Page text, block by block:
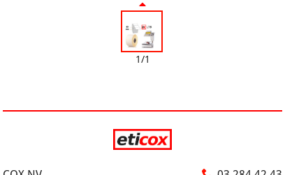
1/1